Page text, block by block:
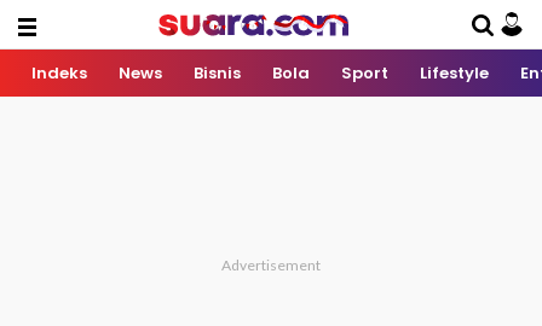
Indeks News Bisnis Bola Sport Lifestyle